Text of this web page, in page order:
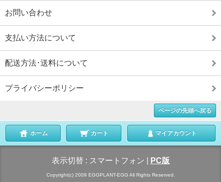
お問い合わせ
支払い方法について
配送方法･送料について
プライバシーポリシー
ページの先頭へ戻る
ホーム カート マイアカウント
表示切替 : スマートフォン PC版
Copyright(c) 2009 EGGPLANT-EGG All Rights Reserved.